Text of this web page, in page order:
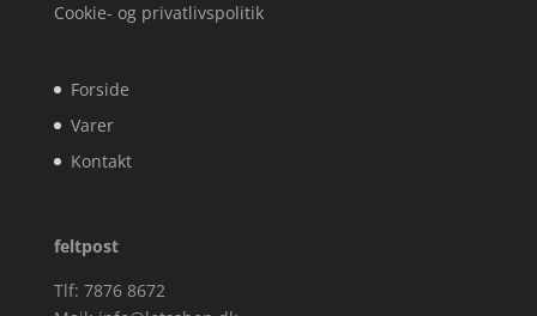
Cookie- og privatlivspolitik
Forside
Varer
Kontakt
feltpost
Tlf: 7876 8672